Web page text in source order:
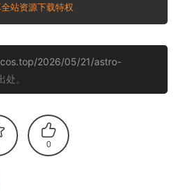
站资源下载特权
2026/05/21/astro-
处。
0